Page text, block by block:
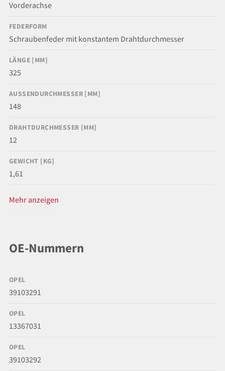
Vorderachse
FEDERFORM
Schraubenfeder mit konstantem Drahtdurchmesser
LÄNGE [MM]
325
AUSSENDURCHMESSER [MM]
148
DRAHTDURCHMESSER [MM]
12
GEWICHT [KG]
1,61
Mehr anzeigen
OE-Nummern
OPEL
39103291
OPEL
13367031
OPEL
39103292